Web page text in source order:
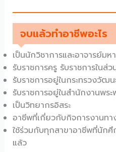
จบแล้วทำอาชีพอะไร
เป็นนักวิชาการและอาจารย์ม
รับราชการครู รับราชการในส่
รับราชการอยู่ในกระทรวงวัฒ
รับราชการอยู่ในสำนักงานพร
เป็นวิทยากรอิสระ
อาชีพที่เกี่ยวกับกิจการงานท
ใช้ร่วมกับทุกสาขาอาชีพที่นัก
แล้ว